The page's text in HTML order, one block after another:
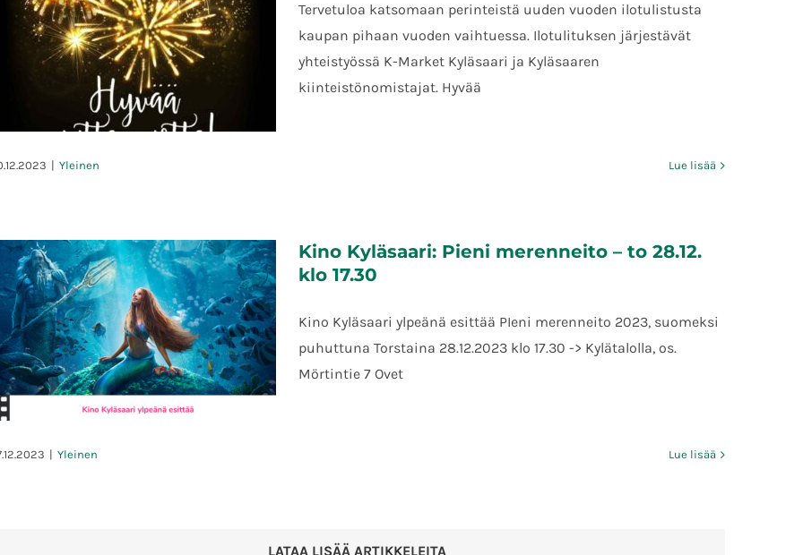
Uuden vuoden ilotulitus 2024
Tervetuloa katsomaan perinteistä uuden vuoden ilotulistusta
kaupan pihaan vuoden vaihtuessa. Ilotulituksen järjestävät
yhteistyössä K-Market Kyläsaari ja Kyläsaaren
kiinteistönomistajat. Hyvää
| Yleinen Lue lisää
Kino Kyläsaari: Pieni merenneito – to 28.12.
klo 17.30
Kino Kyläsaari ylpeänä esittää PIeni merenneito 2023, suomeksi
puhuttuna Torstaina 28.12.2023 klo 17.30 -> Kylätalolla, os.
Mörtintie 7 Ovet
| Yleinen Lue lisää
LATAA LISÄÄ ARTIKKELEITA